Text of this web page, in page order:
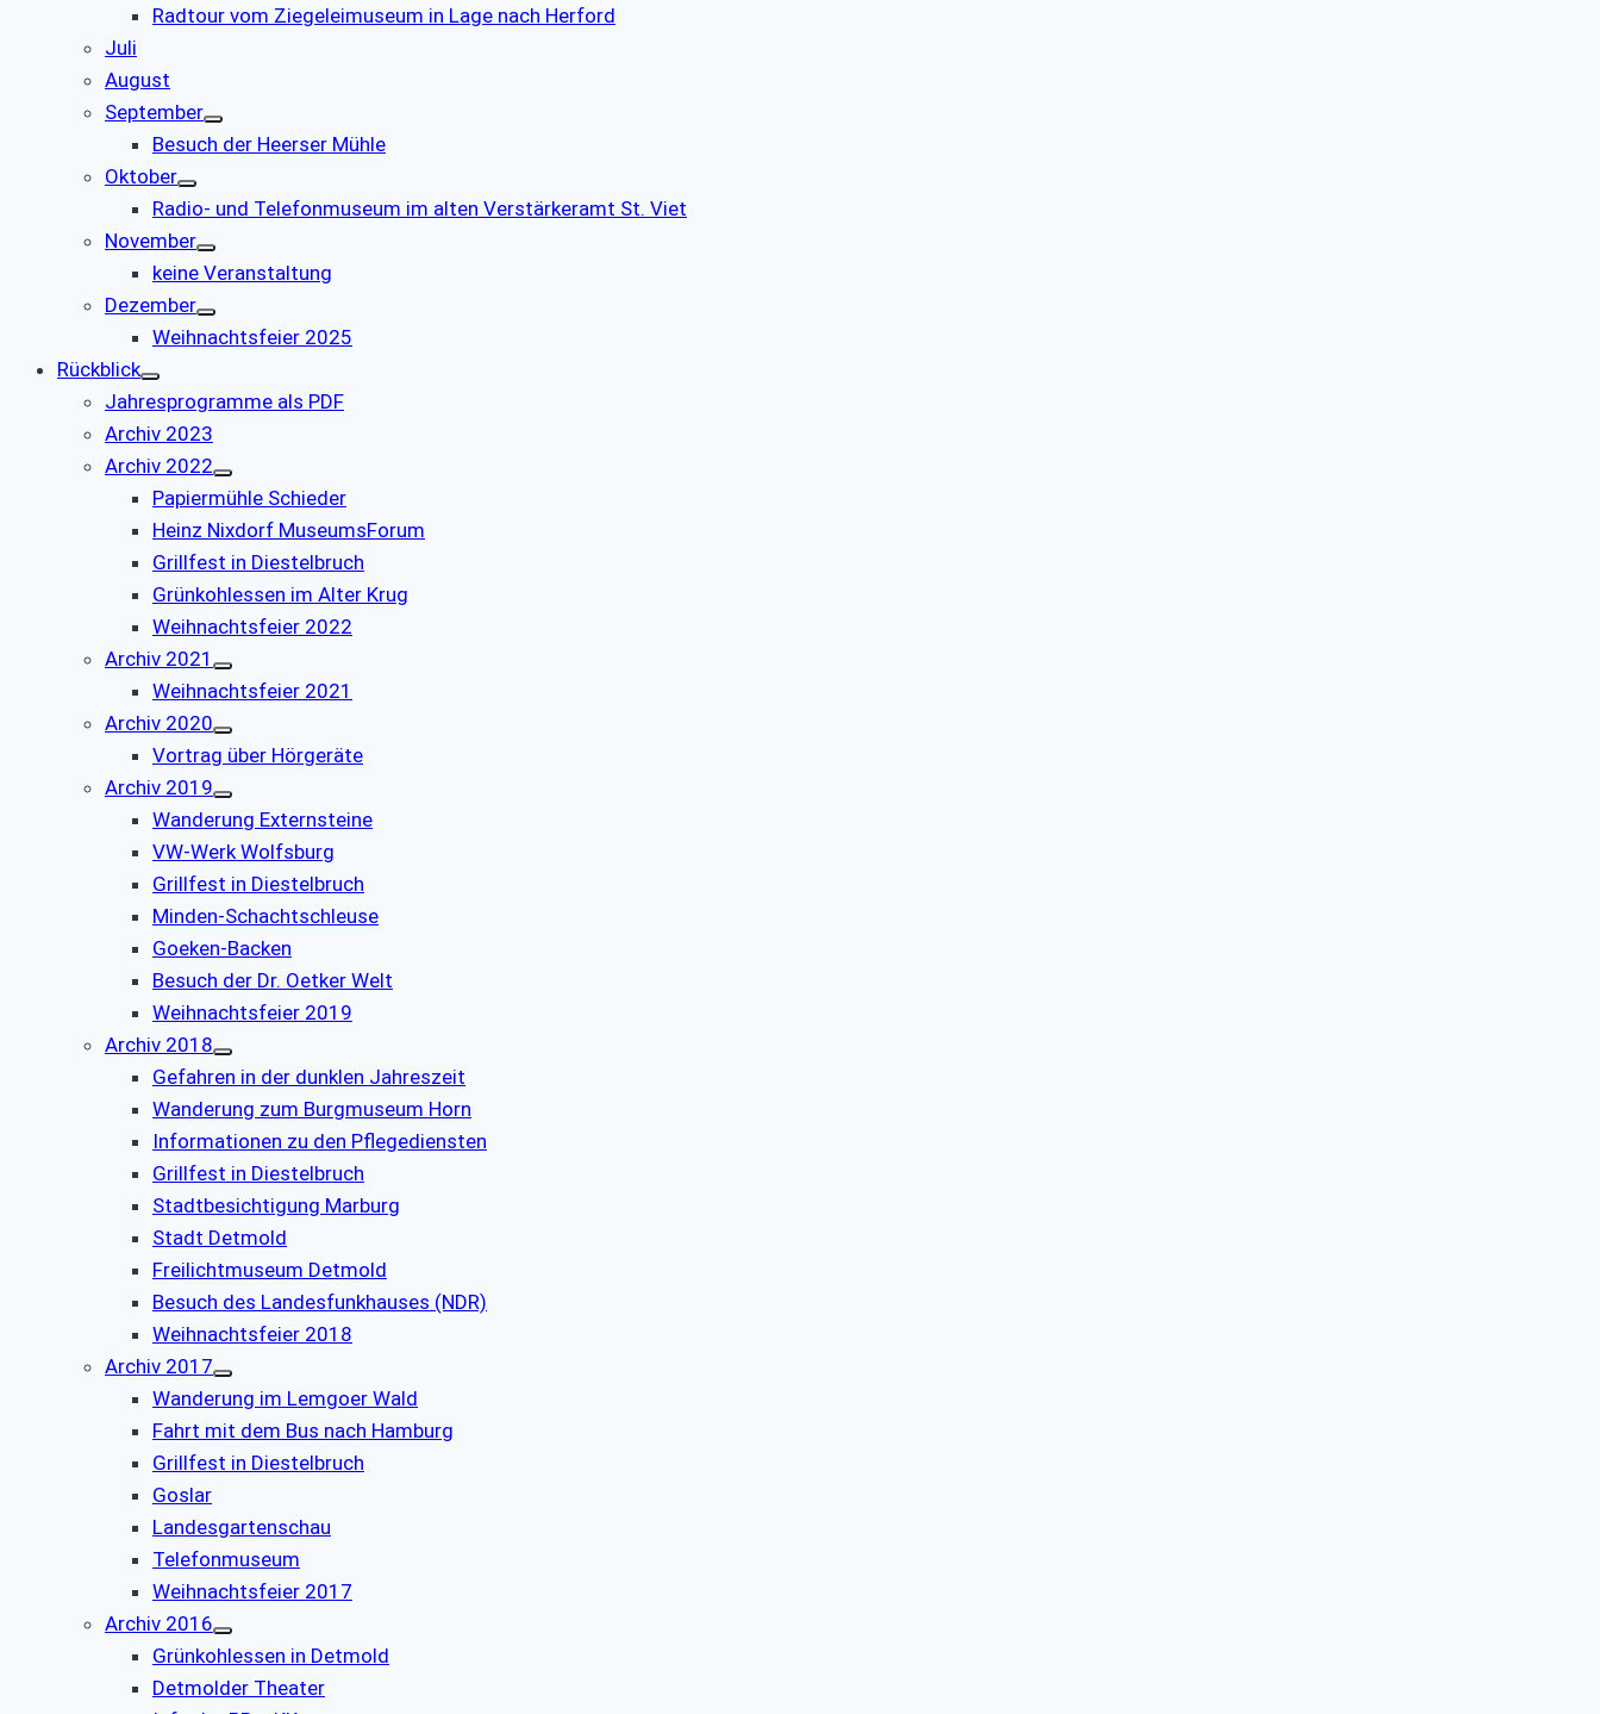
Radtour vom Ziegeleimuseum in Lage nach Herford
Juli
August
September
Besuch der Heerser Mühle
Oktober
Radio- und Telefonmuseum im alten Verstärkeramt St. Viet
November
keine Veranstaltung
Dezember
Weihnachtsfeier 2025
Rückblick
Jahresprogramme als PDF
Archiv 2023
Archiv 2022
Papiermühle Schieder
Heinz Nixdorf MuseumsForum
Grillfest in Diestelbruch
Grünkohlessen im Alter Krug
Weihnachtsfeier 2022
Archiv 2021
Weihnachtsfeier 2021
Archiv 2020
Vortrag über Hörgeräte
Archiv 2019
Wanderung Externsteine
VW-Werk Wolfsburg
Grillfest in Diestelbruch
Minden-Schachtschleuse
Goeken-Backen
Besuch der Dr. Oetker Welt
Weihnachtsfeier 2019
Archiv 2018
Gefahren in der dunklen Jahreszeit
Wanderung zum Burgmuseum Horn
Informationen zu den Pflegediensten
Grillfest in Diestelbruch
Stadtbesichtigung Marburg
Stadt Detmold
Freilichtmuseum Detmold
Besuch des Landesfunkhauses (NDR)
Weihnachtsfeier 2018
Archiv 2017
Wanderung im Lemgoer Wald
Fahrt mit dem Bus nach Hamburg
Grillfest in Diestelbruch
Goslar
Landesgartenschau
Telefonmuseum
Weihnachtsfeier 2017
Archiv 2016
Grünkohlessen in Detmold
Detmolder Theater